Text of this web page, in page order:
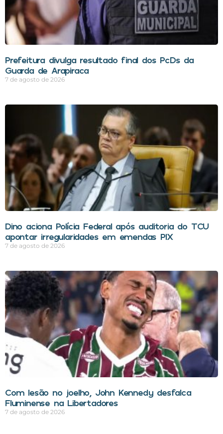
Prefeitura divulga resultado final dos PcDs da
Guarda de Arapiraca
7 de agosto de 2026
Dino aciona Polícia Federal após auditoria do TCU
apontar irregularidades em emendas PIX
7 de agosto de 2026
Com lesão no joelho, John Kennedy desfalca
Fluminense na Libertadores
7 de agosto de 2026